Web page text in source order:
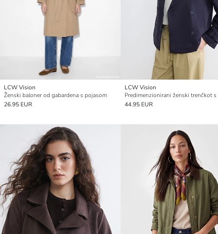
LCW Vision
Ženski baloner od gabardena s pojasom
26.95 EUR
LCW Vision
44.95 EUR